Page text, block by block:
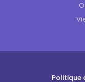
Politique